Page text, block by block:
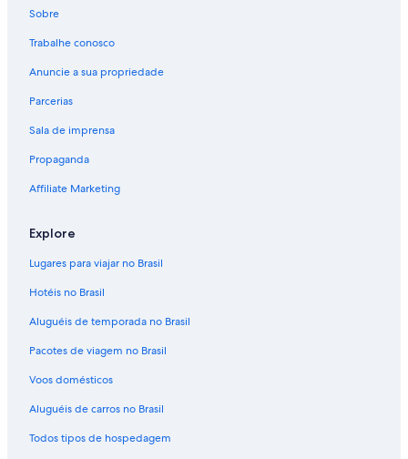
Sobre
Trabalhe conosco
Anuncie a sua propriedade
Parcerias
Sala de imprensa
Propaganda
Affiliate Marketing
Explore
Lugares para viajar no Brasil
Hotéis no Brasil
Aluguéis de temporada no Brasil
Pacotes de viagem no Brasil
Voos domésticos
Aluguéis de carros no Brasil
Todos tipos de hospedagem